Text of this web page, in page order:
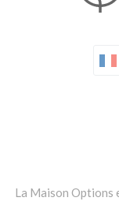
La Maison Options